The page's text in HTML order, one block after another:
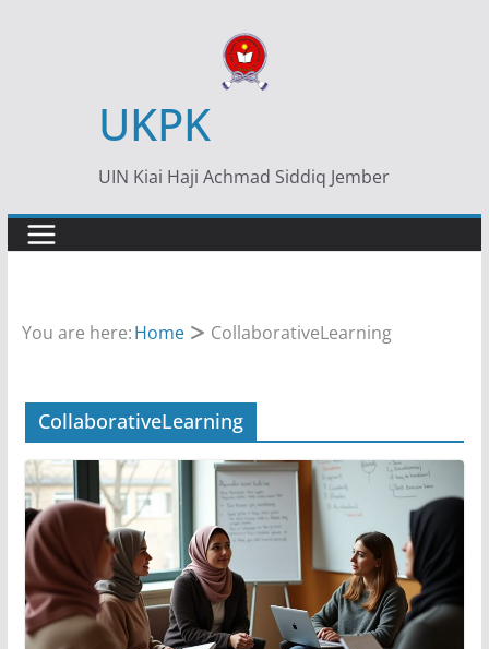
UKPK
UIN Kiai Haji Achmad Siddiq Jember
You are here:Home CollaborativeLearning
CollaborativeLearning